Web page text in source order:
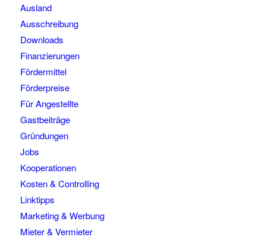
Ausland
Ausschreibung
Downloads
Finanzierungen
Fördermittel
Förderpreise
Für Angestellte
Gastbeiträge
Gründungen
Jobs
Kooperationen
Kosten & Controlling
Linktipps
Marketing & Werbung
Mieter & Vermieter